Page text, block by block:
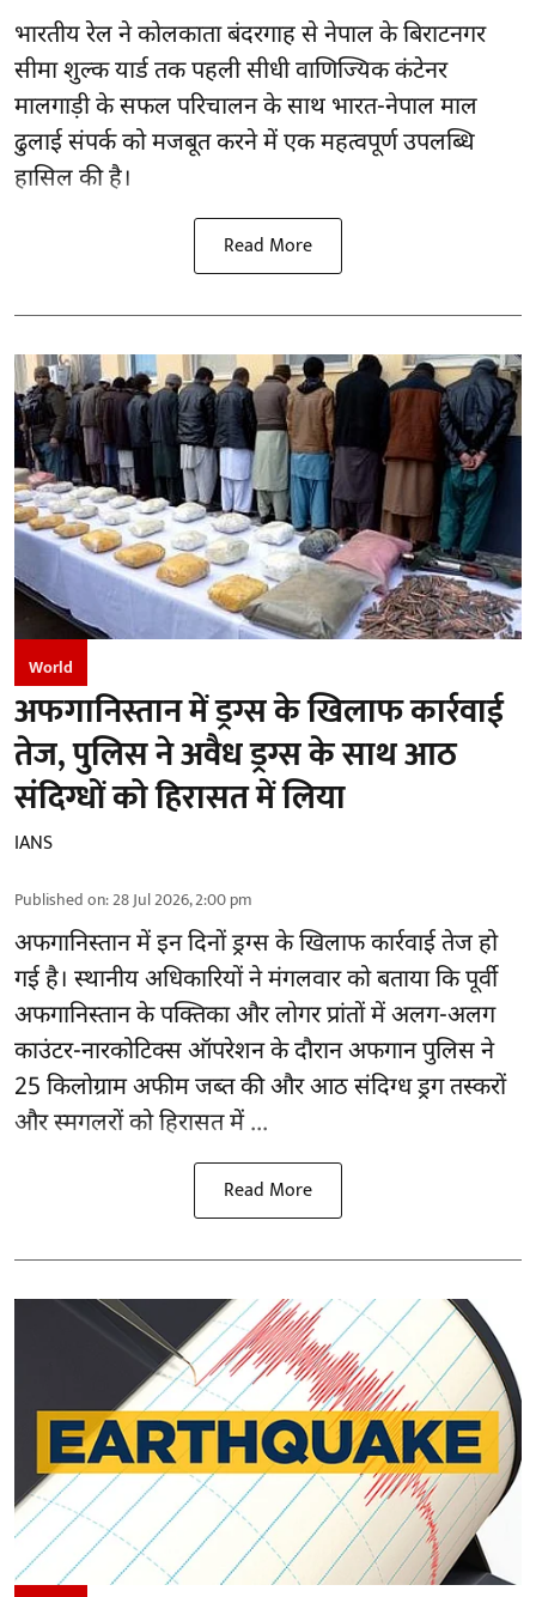
भारतीय रेल ने कोलकाता बंदरगाह से नेपाल के बिराटनगर
सीमा शुल्क यार्ड तक पहली सीधी वाणिज्यिक कंटेनर
मालगाड़ी के सफल परिचालन के साथ भारत-नेपाल माल
ढुलाई संपर्क को मजबूत करने में एक महत्वपूर्ण उपलब्धि
हासिल की है।
Read More
World
अफगानिस्तान में ड्रग्स के खिलाफ कार्रवाई
तेज, पुलिस ने अवैध ड्रग्स के साथ आठ
संदिग्धों को हिरासत में लिया
IANS
Published on:28 Jul 2026, 2:00 pm
अफगानिस्तानमें इन दिनों ड्रग्स के खिलाफ कार्रवाई तेज हो
गई है। स्थानीय अधिकारियों ने मंगलवार को बताया कि पूर्वी
अफगानिस्तान के पक्तिका और लोगर प्रांतों में अलग-अलग
काउंटर-नारकोटिक्स ऑपरेशन के दौरान अफगान पुलिस ने
25 किलोग्राम अफीम जब्त की और आठ संदिग्ध ड्रग तस्करों
और स्मगलरों को हिरासत में ...
Read More